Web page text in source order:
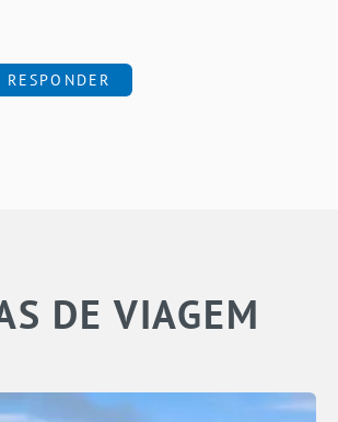
RESPONDER
DE VIAGEM